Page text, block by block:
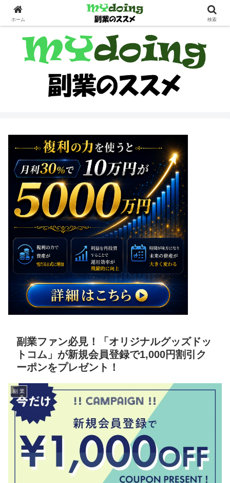
副業界隈
副業ファン必見！「オリジナルグッズドッ
トコム」が新規会員登録で1,000円割引ク
ーポンをプレゼント！
副 業
ホーム 検索